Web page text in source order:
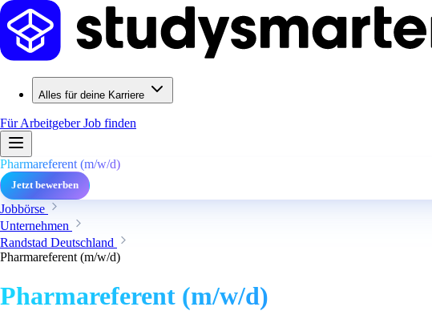
Alles für deine Karriere
Für ArbeitgeberJob finden
Pharmareferent (m/w/d)
Jetzt bewerben
Jobbörse
Unternehmen
Randstad Deutschland
Pharmareferent (m/w/d)
Pharmareferent (m/w/d)